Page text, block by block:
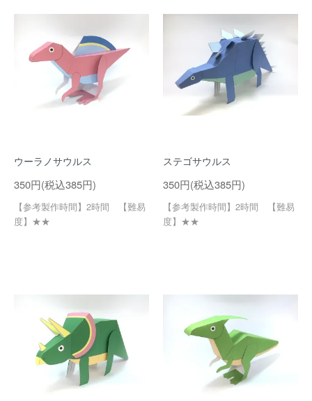
ウーラノサウルス
350円(税込385円)
【参考製作時間】2時間 【難易
度】★★
ステゴサウルス
350円(税込385円)
【参考製作時間】2時間 【難易
度】★★